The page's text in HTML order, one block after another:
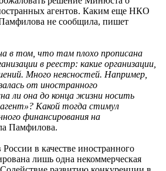
агентов. Каким еще НКО
не сообщила, пишет
в том, что там плохо прописана
в реестр: какие организации,
Много неясностей. Например,
от иностранного
ли она до конца жизни носить
Какой тогда стимул
финансирования на
Памфилова.
в качестве иностранного
лишь одна некоммерческая